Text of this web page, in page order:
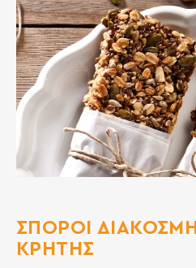
ΣΠΟΡΟΙ
ΚΡΗΤΗΣ